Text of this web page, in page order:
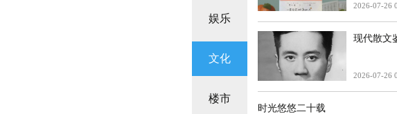
娱乐
文化
楼市
2026-07-26
现代散文
2026-07-26
时光悠悠二十载